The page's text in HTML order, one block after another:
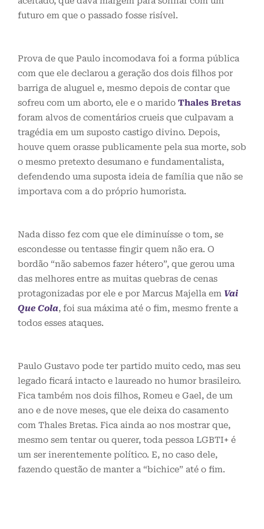
futuro em que o passado fosse risível.
Prova de que Paulo incomodava foi a forma pública
com que ele declarou a geração dos dois filhos por
barriga de aluguel e, mesmo depois de contar que
sofreu com um aborto, ele e o marido Thales Bretas
foram alvos de comentários crueis que culpavam a
tragédia em um suposto castigo divino. Depois,
houve quem orasse publicamente pela sua morte, sob
o mesmo pretexto desumano e fundamentalista,
defendendo uma suposta ideia de família que não se
importava com a do próprio humorista.
Nada disso fez com que ele diminuísse o tom, se
escondesse ou tentasse fingir quem não era. O
bordão “não sabemos fazer hétero”, que gerou uma
das melhores entre as muitas quebras de cenas
protagonizadas por ele e por Marcus Majella em Vai
Que Cola, foi sua máxima até o fim, mesmo frente a
todos esses ataques.
Paulo Gustavo pode ter partido muito cedo, mas seu
legado ficará intacto e laureado no humor brasileiro.
Fica também nos dois filhos, Romeu e Gael, de um
ano e de nove meses, que ele deixa do casamento
com Thales Bretas. Fica ainda ao nos mostrar que,
mesmo sem tentar ou querer, toda pessoa LGBTI+ é
um ser inerentemente político. E, no caso dele,
fazendo questão de manter a “bichice” até o fim.